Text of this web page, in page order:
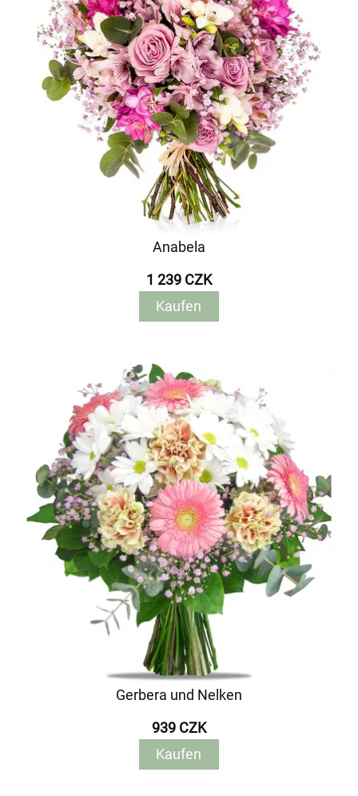
Anabela
1 239 CZK
Kaufen
Gerbera und Nelken
939 CZK
Kaufen